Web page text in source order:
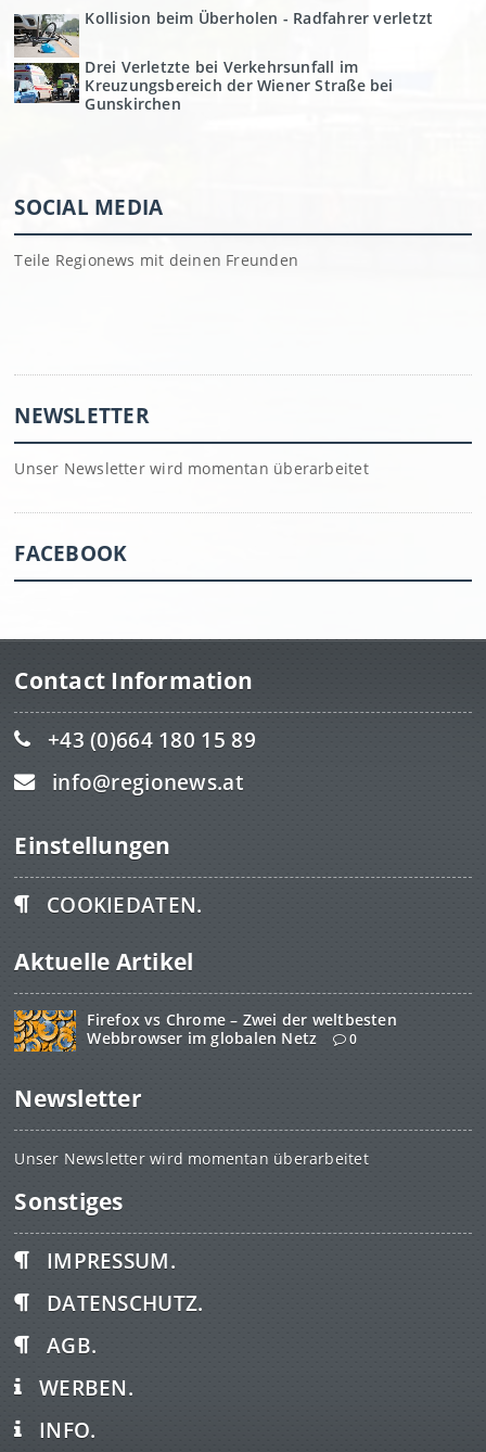
Kollision beim Überholen - Radfahrer verletzt
Drei Verletzte bei Verkehrsunfall im
Kreuzungsbereich der Wiener Straße bei
Gunskirchen
SOCIAL MEDIA
Teile Regionews mit deinen Freunden
NEWSLETTER
Unser Newsletter wird momentan überarbeitet
FACEBOOK
Contact Information
+43 (0)664 180 15 89
info@regionews.at
Einstellungen
COOKIEDATEN.
Aktuelle Artikel
Firefox vs Chrome – Zwei der weltbesten
Webbrowser im globalen Netz
0
Newsletter
Unser Newsletter wird momentan überarbeitet
Sonstiges
IMPRESSUM.
DATENSCHUTZ.
AGB.
WERBEN.
INFO.